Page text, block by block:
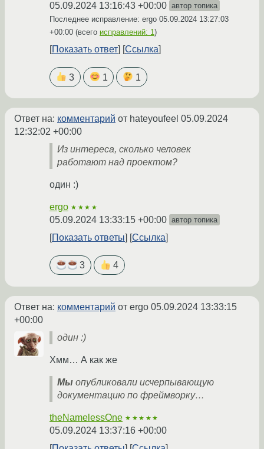
05.09.2024 13:16:43 +00:00 автор топика
Последнее исправление: ergo 05.09.2024 13:27:03
+00:00 (всего исправлений: 1)
Показать ответ Ссылка
3 1 1
Ответ на: комментарий от hateyoufeel 05.09.2024
12:32:02 +00:00
Из интереса, сколько человек
работают над проектом?
один :)
ergo ★★★★
05.09.2024 13:33:15 +00:00 автор топика
Показать ответы Ссылка
3 4
Ответ на: комментарий от ergo 05.09.2024 13:33:15
+00:00
один :)
Хмм… А как же
Мы опубликовали исчерпывающую
документацию по фреймворку…
theNamelessOne ★★★★★
05.09.2024 13:37:16 +00:00